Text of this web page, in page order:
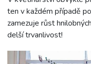
ten v každém případě
zamezuje růst
delší trvanlivost!